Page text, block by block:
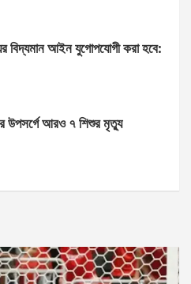
বিদ্যমান আইন যুগোপযোগী করা হবে:
উপসর্গে আরও ৭ শিশুর মৃত্যু